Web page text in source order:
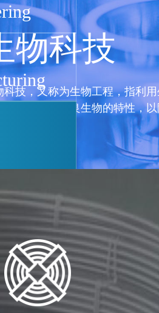
统能源
能源也叫常规能源，是指已经
水，是促进社会进步和文明的
业应用